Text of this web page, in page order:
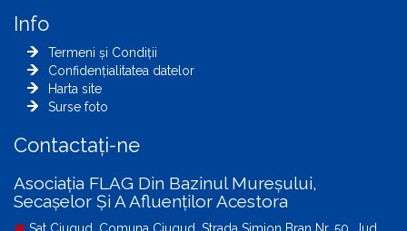
Info
Termeni și Condiții
Confidențialitatea datelor
Harta site
Surse foto
Contactați-ne
Asociația FLAG Din Bazinul Mureșului,
Secașelor Și A Afluenților Acestora